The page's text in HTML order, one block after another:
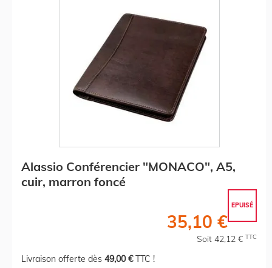
Alassio Conférencier "MONACO", A5,
cuir, marron foncé
EPUISÉ
35,10 €
Soit 42,12 € TTC
Livraison offerte dès 49,00 €TTC !